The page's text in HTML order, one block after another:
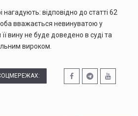
нагадують: відповідно до статті 62
вважається невинуватою у
вину не буде доведено в суді та
вироком.